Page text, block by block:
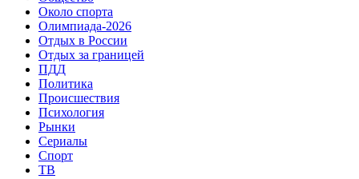
Около спорта
Олимпиада-2026
Отдых в России
Отдых за границей
ПДД
Политика
Происшествия
Психология
Рынки
Сериалы
Спорт
ТВ